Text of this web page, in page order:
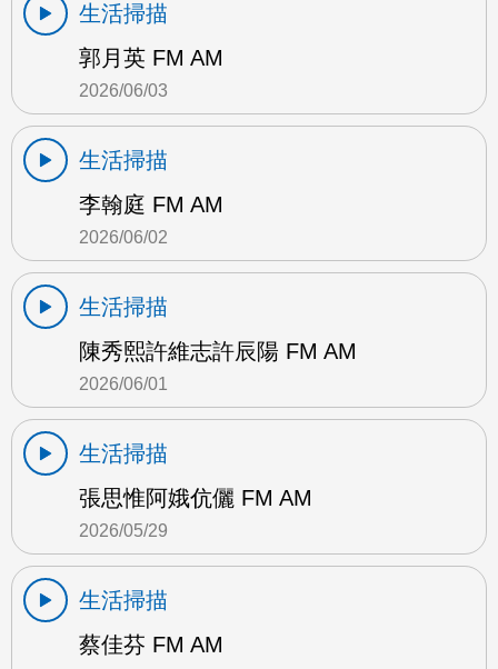
生活掃描
郭月英 FM AM
2026/06/03
生活掃描
李翰庭 FM AM
2026/06/02
生活掃描
陳秀熙許維志許辰陽 FM AM
2026/06/01
生活掃描
張思惟阿娥伉儷 FM AM
2026/05/29
生活掃描
蔡佳芬 FM AM